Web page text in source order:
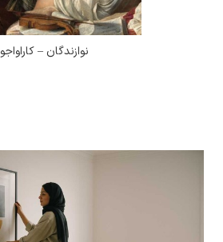
نوازندگان – کاراواجو